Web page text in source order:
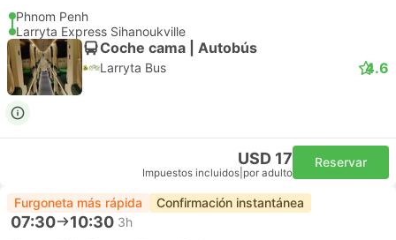
Phnom Penh
Larryta Express Sihanoukville
Coche cama | Autobús
Larryta Bus 4.6
USD 17
Impuestos incluidos por adulto
Reservar
Furgoneta más rápida Confirmación instantánea
07:30 10:30 3h